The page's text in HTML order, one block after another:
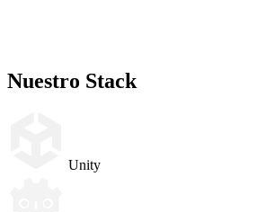
Nuestro Stack
Unity